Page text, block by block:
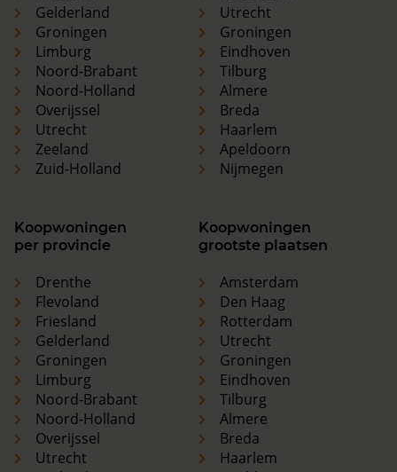
Gelderland
Groningen
Limburg
Noord-Brabant
Noord-Holland
Overijssel
Utrecht
Zeeland
Zuid-Holland
Utrecht
Groningen
Eindhoven
Tilburg
Almere
Breda
Haarlem
Apeldoorn
Nijmegen
Koopwoningen
per provincie
Drenthe
Flevoland
Friesland
Gelderland
Groningen
Limburg
Noord-Brabant
Noord-Holland
Overijssel
Utrecht
Koopwoningen
grootste plaatsen
Amsterdam
Den Haag
Rotterdam
Utrecht
Groningen
Eindhoven
Tilburg
Almere
Breda
Haarlem